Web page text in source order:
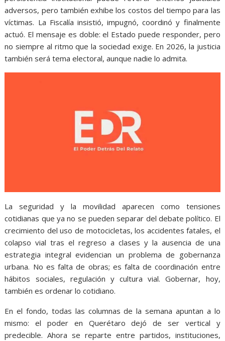
adversos, pero también exhibe los costos del tiempo para las
víctimas. La Fiscalía insistió, impugnó, coordinó y finalmente
actuó. El mensaje es doble: el Estado puede responder, pero
no siempre al ritmo que la sociedad exige. En 2026, la justicia
también será tema electoral, aunque nadie lo admita.
La seguridad y la movilidad aparecen como tensiones
cotidianas que ya no se pueden separar del debate político. El
crecimiento del uso de motocicletas, los accidentes fatales, el
colapso vial tras el regreso a clases y la ausencia de una
estrategia integral evidencian un problema de gobernanza
urbana. No es falta de obras; es falta de coordinación entre
hábitos sociales, regulación y cultura vial. Gobernar, hoy,
también es ordenar lo cotidiano.
En el fondo, todas las columnas de la semana apuntan a lo
mismo: el poder en Querétaro dejó de ser vertical y
predecible. Ahora se reparte entre partidos, instituciones,